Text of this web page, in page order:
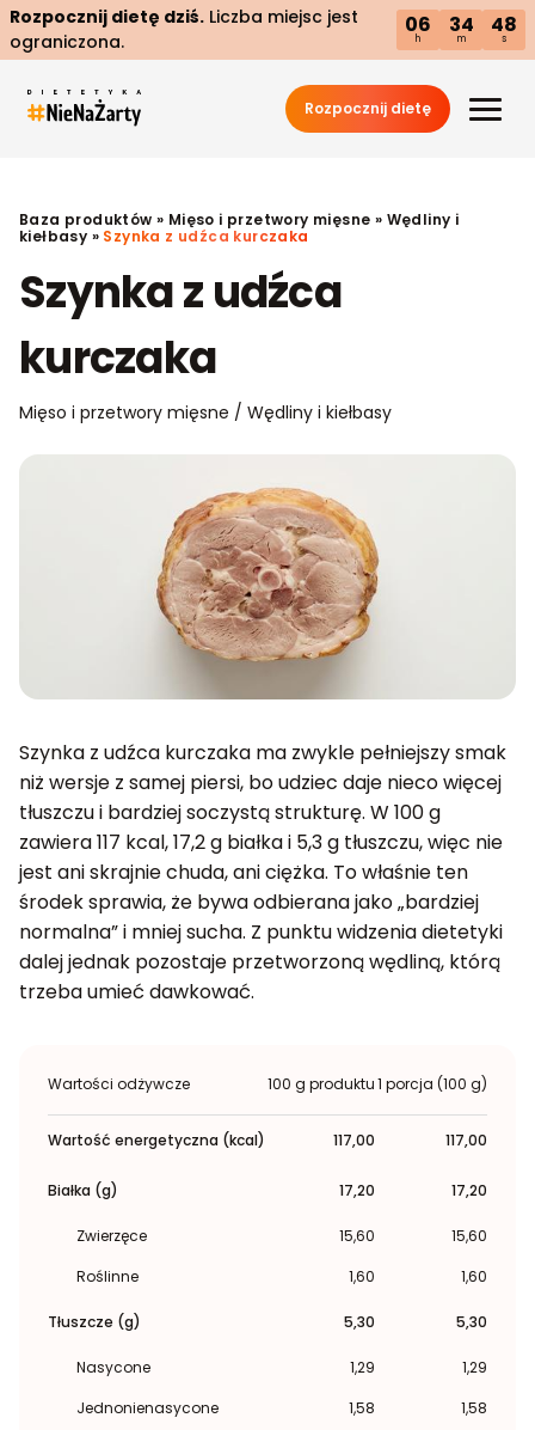
Rozpocznij dietę dziś. Liczba miejsc jest
ograniczona.
06
h
34
m
47
s
Rozpocznij dietę
Baza produktów » Mięso i przetwory mięsne » Wędliny i
kiełbasy » Szynka z udźca kurczaka
Szynka z udźca
kurczaka
Mięso i przetwory mięsne / Wędliny i kiełbasy
Szynka z udźca kurczaka ma zwykle pełniejszy smak
niż wersje z samej piersi, bo udziec daje nieco więcej
tłuszczu i bardziej soczystą strukturę. W 100 g
zawiera 117 kcal, 17,2 g białka i 5,3 g tłuszczu, więc nie
jest ani skrajnie chuda, ani ciężka. To właśnie ten
środek sprawia, że bywa odbierana jako „bardziej
normalna” i mniej sucha. Z punktu widzenia dietetyki
dalej jednak pozostaje przetworzoną wędliną, którą
trzeba umieć dawkować.
Wartości odżywcze 100 g produktu1 porcja (100 g)
Wartość energetyczna (kcal) 117,00 117,00
Białka (g) 17,20 17,20
Zwierzęce 15,60
15,60
Roślinne
1,60 1,60
Tłuszcze (g) 5,30 5,30
Nasycone 1,29
1,29
Jednonienasycone
1,58
1,58